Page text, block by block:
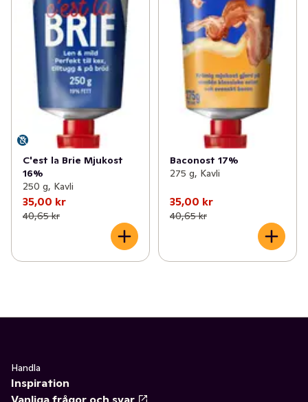
C'est la Brie Mjukost
16%
250 g, Kavli
35,00 kr
40,65 kr
Baconost 17%
275 g, Kavli
35,00 kr
40,65 kr
Handla
Inspiration
Vanliga frågor och svar